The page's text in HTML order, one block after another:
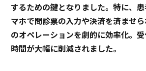
するための鍵となりました。特に、
マホで問診票の入力や決済を済ませ
のオペレーションを劇的に効率化。
時間が大幅に削減されました。